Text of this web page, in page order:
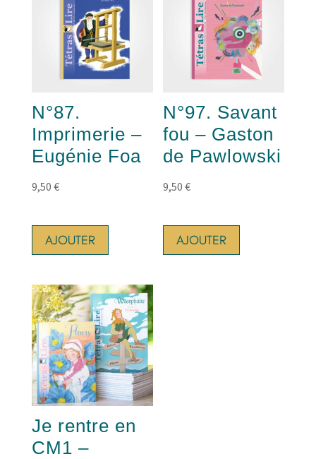
N°87.
Imprimerie –
Eugénie Foa
9,50 €
AJOUTER
N°97. Savant
fou – Gaston
de Pawlowski
9,50€
AJOUTER
Je rentre en
CM1 –